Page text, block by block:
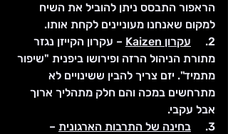
הראפור התבסס ניתן להוביל את השיח
למקום שאנחנו מעוניינים לקחת אותו.
2.
עקרון Kaizen
– עקרון הקייזן נגזר
מתורת הניהול הרזה ופירושו ביפנית "שיפור
מתמיד". יזם צריך להבין ששינויים לא
מתרחשים במכה והם חלק מתהליך ארוך
אבל עקבי.
3.
בחינה של התרבות הארגונית –